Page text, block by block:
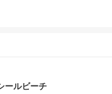
ールビーチ